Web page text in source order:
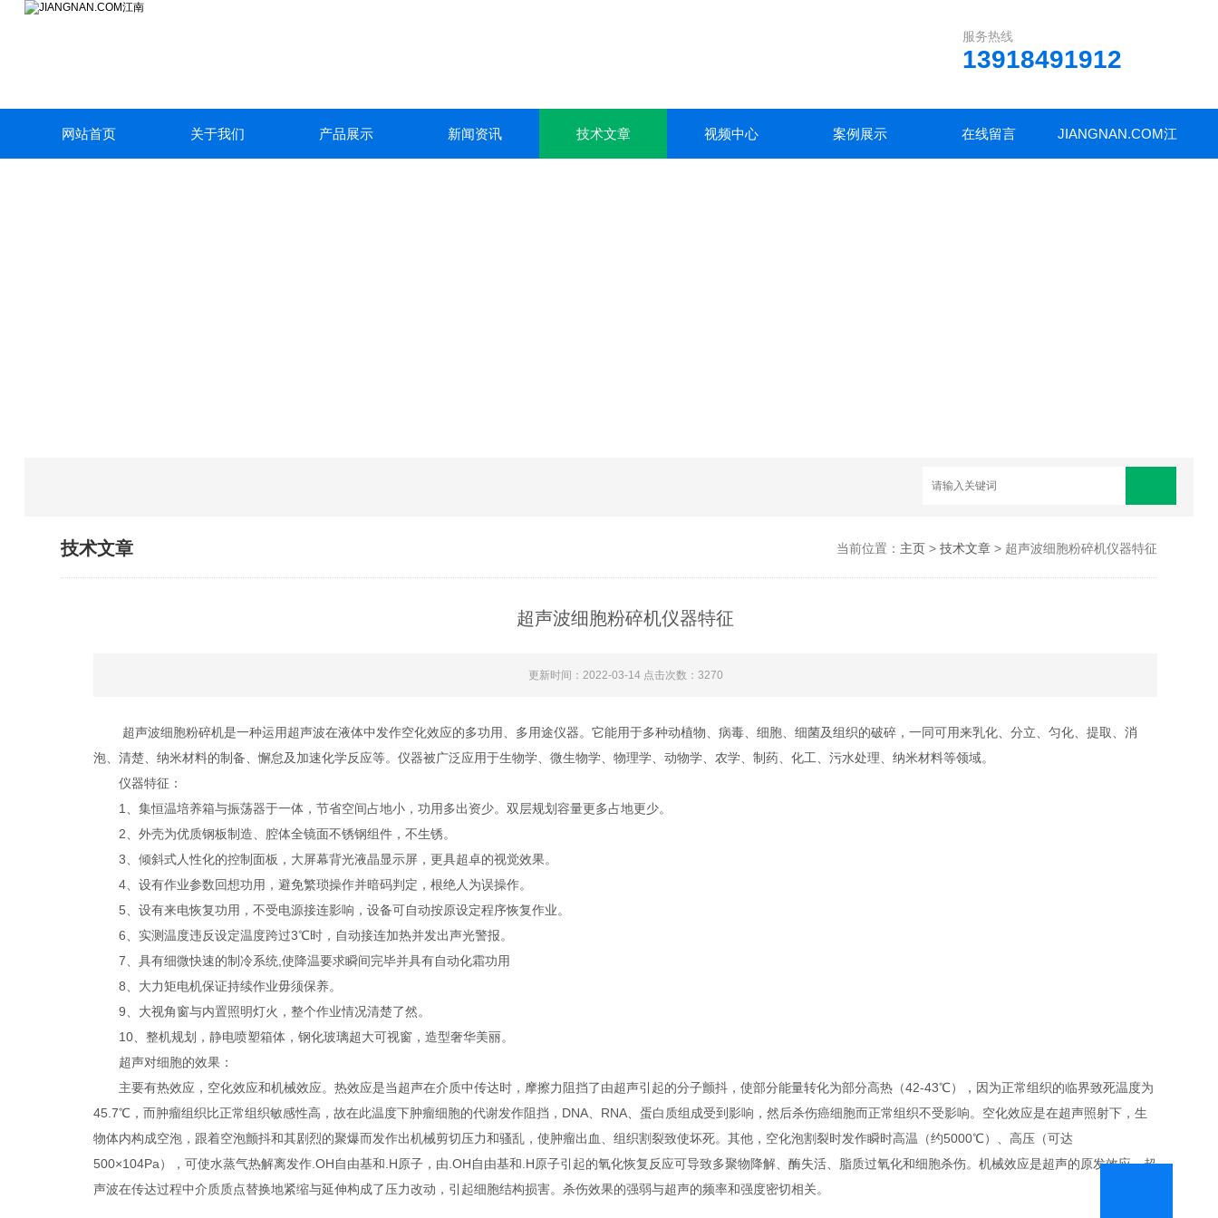
服务热线
13918491912
网站首页 关于我们 产品展示 新闻资讯 技术文章 视频中心 案例展示 在线留言 JIANGNAN.COM江
技术文章 当前位置： 主页> 技术文章> 超声波细胞粉碎机仪器特征
超声波细胞粉碎机仪器特征
更新时间：2022-03-14 点击次数：3270
超声波细胞粉碎机是一种运用超声波在液体中发作空化效应的多功用、多用途仪器。它能用于多种动植物、病毒、细胞、细菌及组织的破碎，一同可用来乳化、分立、匀化、提取、消
泡、清楚、纳米材料的制备、懈怠及加速化学反应等。仪器被广泛应用于生物学、微生物学、物理学、动物学、农学、制药、化工、污水处理、纳米材料等领域。
仪器特征：
1、集恒温培养箱与振荡器于一体，节省空间占地小，功用多出资少。双层规划容量更多占地更少。
2、外壳为优质钢板制造、腔体全镜面不锈钢组件，不生锈。
3、倾斜式人性化的控制面板，大屏幕背光液晶显示屏，更具超卓的视觉效果。
4、设有作业参数回想功用，避免繁琐操作并暗码判定，根绝人为误操作。
5、设有来电恢复功用，不受电源接连影响，设备可自动按原设定程序恢复作业。
6、实测温度违反设定温度跨过3℃时，自动接连加热并发出声光警报。
7、具有细微快速的制冷系统,使降温要求瞬间完毕并具有自动化霜功用
8、大力矩电机保证持续作业毋须保养。
9、大视角窗与内置照明灯火，整个作业情况清楚了然。
10、整机规划，静电喷塑箱体，钢化玻璃超大可视窗，造型奢华美丽。
超声对细胞的效果：
主要有热效应，空化效应和机械效应。热效应是当超声在介质中传达时，摩擦力阻挡了由超声引起的分子颤抖，使部分能量转化为部分高热（42-43℃），因为正常组织的临界致死温度为
45.7℃，而肿瘤组织比正常组织敏感性高，故在此温度下肿瘤细胞的代谢发作阻挡，DNA、RNA、蛋白质组成受到影响，然后杀伤癌细胞而正常组织不受影响。空化效应是在超声照射下，生
物体内构成空泡，跟着空泡颤抖和其剧烈的聚爆而发作出机械剪切压力和骚乱，使肿瘤出血、组织割裂致使坏死。其他，空化泡割裂时发作瞬时高温（约5000℃）、高压（可达
500×104Pa），可使水蒸气热解离发作.OH自由基和.H原子，由.OH自由基和.H原子引起的氧化恢复反应可导致多聚物降解、酶失活、脂质过氧化和细胞杀伤。机械效应是超声的原发效应，超
声波在传达过程中介质质点替换地紧缩与延伸构成了压力改动，引起细胞结构损害。杀伤效果的强弱与超声的频率和强度密切相关。